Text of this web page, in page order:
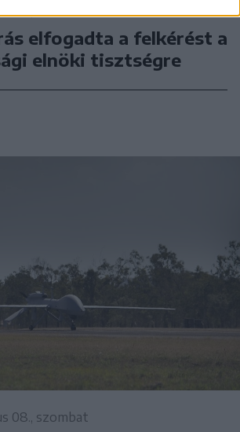
elfogadta a felkérést a
elnöki tisztségre
08., szombat